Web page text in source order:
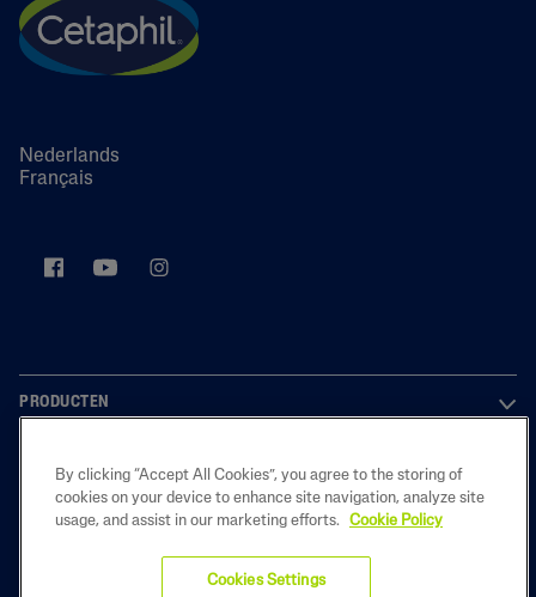
Nederlands
Français
PRODUCTEN
LEGAL
By clicking “Accept All Cookies”, you agree to the storing of
cookies on your device to enhance site navigation, analyze site
usage, and assist in our marketing efforts.
Cookie Policy
Cookies Settings